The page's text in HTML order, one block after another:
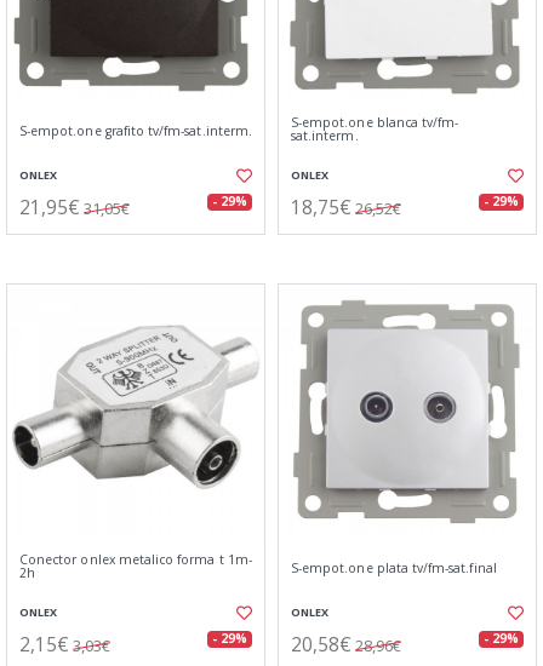
S-empot.one grafito tv/fm-sat.interm.
ONLEX
21,95€ 31,05€ - 29%
S-empot.one blanca tv/fm-
sat.interm.
ONLEX
18,75€ 26,52€ - 29%
Conector onlex metalico forma t 1m-
2h
ONLEX
2,15€ 3,03€ - 29%
S-empot.one plata tv/fm-sat.final
ONLEX
20,58€ 28,96€ - 29%